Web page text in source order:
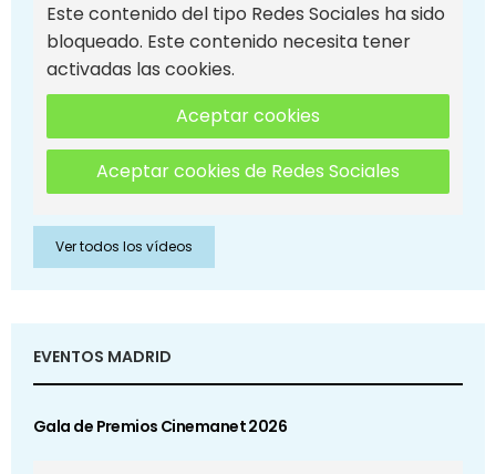
Este contenido del tipo Redes Sociales ha sido
bloqueado. Este contenido necesita tener
activadas las cookies.
Aceptar cookies
Aceptar cookies de Redes Sociales
Ver todos los vídeos
EVENTOS MADRID
Gala de Premios Cinemanet 2026